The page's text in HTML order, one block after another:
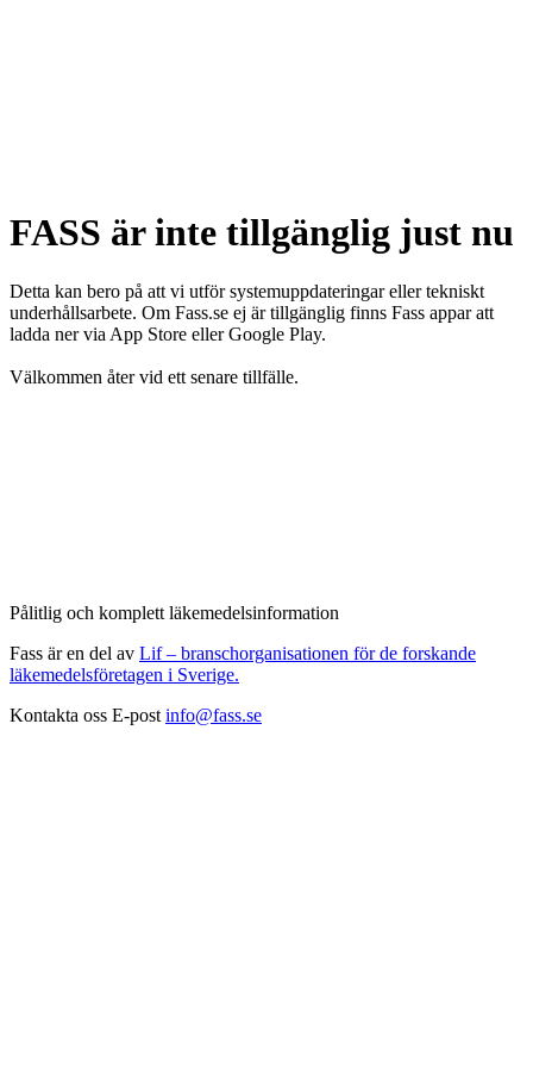
FASS är inte tillgänglig just nu
Detta kan bero på att vi utför systemuppdateringar eller tekniskt
underhållsarbete. Om Fass.se ej är tillgänglig finns Fass appar att
ladda ner via App Store eller Google Play.
Välkommen åter vid ett senare tillfälle.
Pålitlig och komplett läkemedelsinformation
Fass är en del av Lif – branschorganisationen för de forskande
läkemedelsföretagen i Sverige.
Kontakta oss E-post info@fass.se